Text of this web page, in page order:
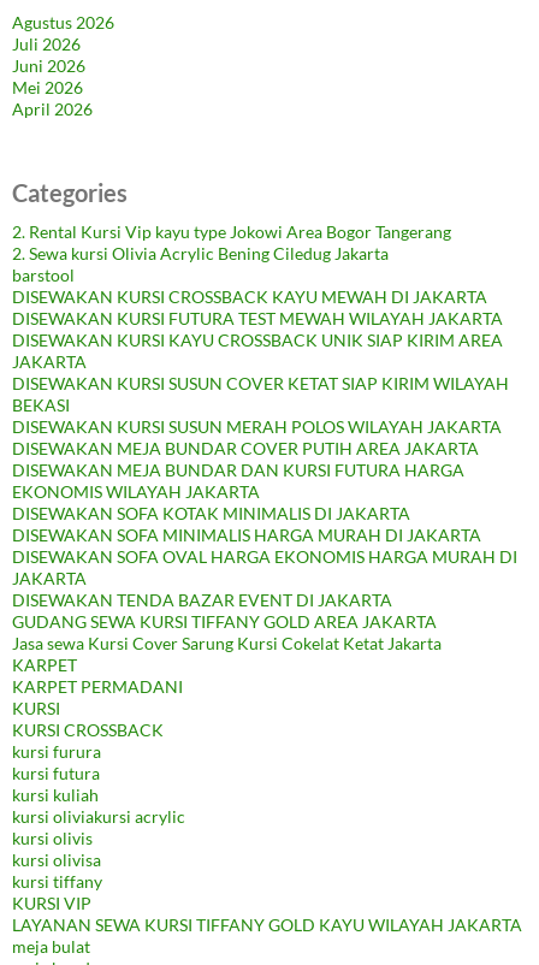
Agustus 2026
Juli 2026
Juni 2026
Mei 2026
April 2026
Categories
2. Rental Kursi Vip kayu type Jokowi Area Bogor Tangerang
2. Sewa kursi Olivia Acrylic Bening Ciledug Jakarta
barstool
DISEWAKAN KURSI CROSSBACK KAYU MEWAH DI JAKARTA
DISEWAKAN KURSI FUTURA TEST MEWAH WILAYAH JAKARTA
DISEWAKAN KURSI KAYU CROSSBACK UNIK SIAP KIRIM AREA
JAKARTA
DISEWAKAN KURSI SUSUN COVER KETAT SIAP KIRIM WILAYAH
BEKASI
DISEWAKAN KURSI SUSUN MERAH POLOS WILAYAH JAKARTA
DISEWAKAN MEJA BUNDAR COVER PUTIH AREA JAKARTA
DISEWAKAN MEJA BUNDAR DAN KURSI FUTURA HARGA
EKONOMIS WILAYAH JAKARTA
DISEWAKAN SOFA KOTAK MINIMALIS DI JAKARTA
DISEWAKAN SOFA MINIMALIS HARGA MURAH DI JAKARTA
DISEWAKAN SOFA OVAL HARGA EKONOMIS HARGA MURAH DI
JAKARTA
DISEWAKAN TENDA BAZAR EVENT DI JAKARTA
GUDANG SEWA KURSI TIFFANY GOLD AREA JAKARTA
Jasa sewa Kursi Cover Sarung Kursi Cokelat Ketat Jakarta
KARPET
KARPET PERMADANI
KURSI
KURSI CROSSBACK
kursi furura
kursi futura
kursi kuliah
kursi oliviakursi acrylic
kursi olivis
kursi olivisa
kursi tiffany
KURSI VIP
LAYANAN SEWA KURSI TIFFANY GOLD KAYU WILAYAH JAKARTA
meja bulat